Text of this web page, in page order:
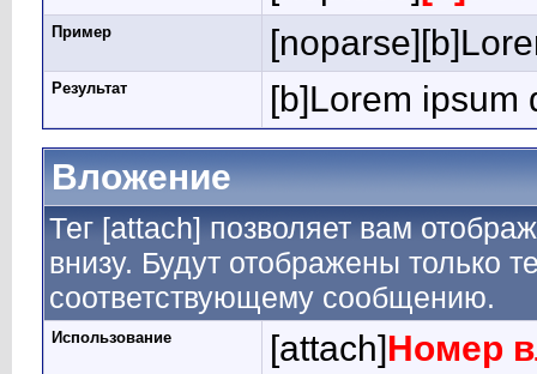
Пример
Результат
[b]Lorem ipsum
Вложение
Тег [attach] позволяет вам
внизу. Будут отображены только
соответствующему сообщению.
Использование [attach]Номер